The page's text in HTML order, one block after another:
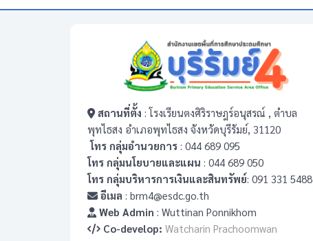
สถานที่ตั้ง : โรงเรียนตงศิริราษฎร์อนุสรณ์ , ตำบล
พุทไธสง อำเภอพุทไธสง จังหวัดบุรีรัมย์, 31120
โทร กลุ่มอำนวยการ : 044 689 095
โทร กลุ่มนโยบายและแผน : 044 689 050
โทร กลุ่มบริหารการเงินและสินทรัพย์: 091 331 5488
อีเมล : brm4@esdc.go.th
Web Admin : Wuttinan Ponnikhom
Co-develop: Watcharin Prachoomwan